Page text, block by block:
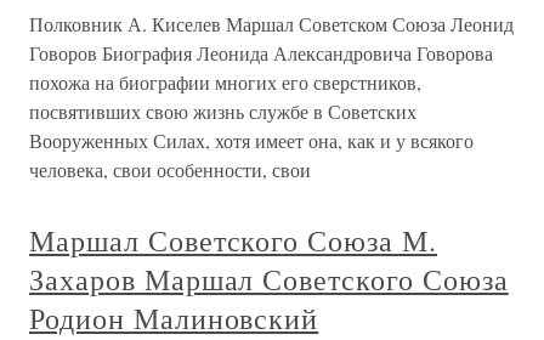
Полковник А. Киселев Маршал Советском Союза Леонид
Говоров Биография Леонида Александровича Говорова
похожа на биографии многих его сверстников,
посвятивших свою жизнь службе в Советских
Вооруженных Силах, хотя имеет она, как и у всякого
человека, свои особенности, свои
Маршал Советского Союза М.
Захаров Маршал Советского Союза
Родион Малиновский